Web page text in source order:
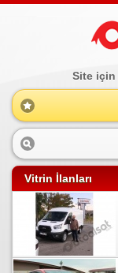
Site için
Vitrin İlanları